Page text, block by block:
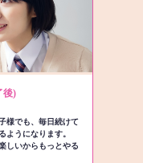
後)
様でも、毎日続けて
ようになります。
しいからもっとやる